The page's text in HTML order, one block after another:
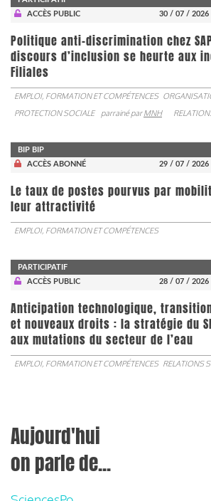
ACCÈS PUBLIC
30 / 07 / 2026
Politique anti-discrimination chez
discours d’inclusion se heurte aux
Filiales
EMPLOI, FORMATION ET COMPÉTENCES
PROTECTION SOCIALE
parrainé parMNH
BIP BIP
ACCÈS ABONNÉ
29 / 07 / 2026
Le taux de postes pourvus par
leur attractivité
EMPLOI, FORMATION ET COMPÉTENCES
PARTICIPATIF
ACCÈS PUBLIC
28 / 07 / 2026
Anticipation technologique,
et nouveaux droits : la stratégie du
aux mutations du secteur de l’eau
EMPLOI, FORMATION ET COMPÉTENCES RELATIONS
Aujourd'hui
on parle de...